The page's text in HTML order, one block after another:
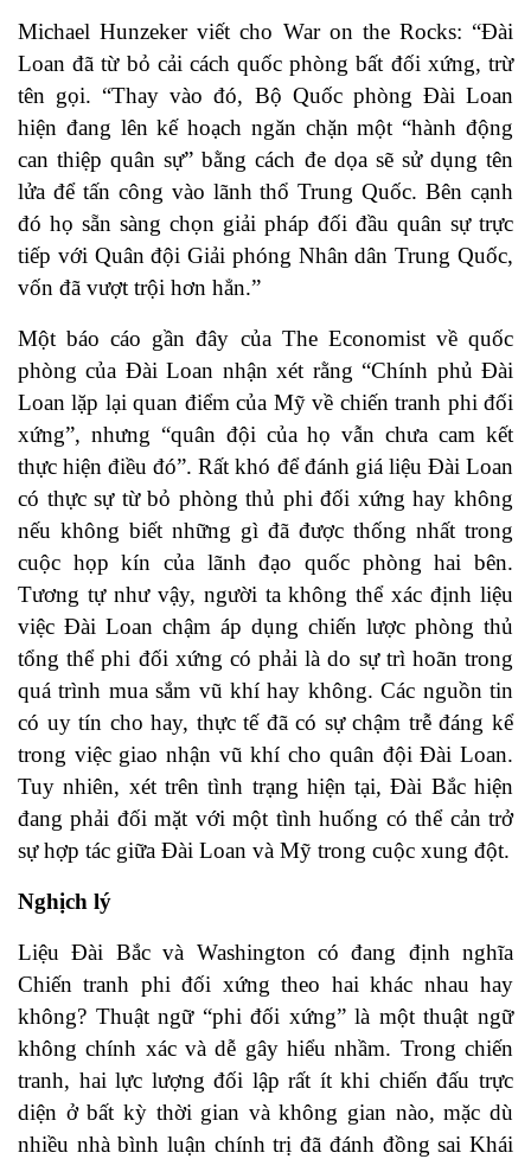
Michael Hunzeker viết cho War on the Rocks: “Đài
Loan đã từ bỏ cải cách quốc phòng bất đối xứng, trừ
tên gọi. “Thay vào đó, Bộ Quốc phòng Đài Loan
hiện đang lên kế hoạch ngăn chặn một “hành động
can thiệp quân sự” bằng cách đe dọa sẽ sử dụng tên
lửa để tấn công vào lãnh thổ Trung Quốc. Bên cạnh
đó họ sẵn sàng chọn giải pháp đối đầu quân sự trực
tiếp với Quân đội Giải phóng Nhân dân Trung Quốc,
vốn đã vượt trội hơn hẳn.”
Một báo cáo gần đây của The Economist về quốc
phòng của Đài Loan nhận xét rằng “Chính phủ Đài
Loan lặp lại quan điểm của Mỹ về chiến tranh phi đối
xứng”, nhưng “quân đội của họ vẫn chưa cam kết
thực hiện điều đó”. Rất khó để đánh giá liệu Đài Loan
có thực sự từ bỏ phòng thủ phi đối xứng hay không
nếu không biết những gì đã được thống nhất trong
cuộc họp kín của lãnh đạo quốc phòng hai bên.
Tương tự như vậy, người ta không thể xác định liệu
việc Đài Loan chậm áp dụng chiến lược phòng thủ
tổng thể phi đối xứng có phải là do sự trì hoãn trong
quá trình mua sắm vũ khí hay không. Các nguồn tin
có uy tín cho hay, thực tế đã có sự chậm trễ đáng kể
trong việc giao nhận vũ khí cho quân đội Đài Loan.
Tuy nhiên, xét trên tình trạng hiện tại, Đài Bắc hiện
đang phải đối mặt với một tình huống có thể cản trở
sự hợp tác giữa Đài Loan và Mỹ trong cuộc xung đột.
Nghịch lý
Liệu Đài Bắc và Washington có đang định nghĩa
Chiến tranh phi đối xứng theo hai khác nhau hay
không? Thuật ngữ “phi đối xứng” là một thuật ngữ
không chính xác và dễ gây hiểu nhầm. Trong chiến
tranh, hai lực lượng đối lập rất ít khi chiến đấu trực
diện ở bất kỳ thời gian và không gian nào, mặc dù
nhiều nhà bình luận chính trị đã đánh đồng sai Khái